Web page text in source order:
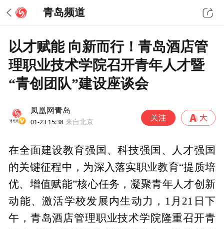
青岛频道
以才赋能 向新而行！青岛酒店管
理职业技术学院召开青年人才暨
“青创团队”建设座谈会
凤凰网青岛
01-23 15:38 来自北京
在全面建设教育强国、科技强国、人才强国
的关键征程中，为深入落实职业教育“提质培
优、增值赋能”核心任务，凝聚青年人才创新
动能、激活学校发展内生动力，1月21日下
午，青岛酒店管理职业技术学院隆重召开青